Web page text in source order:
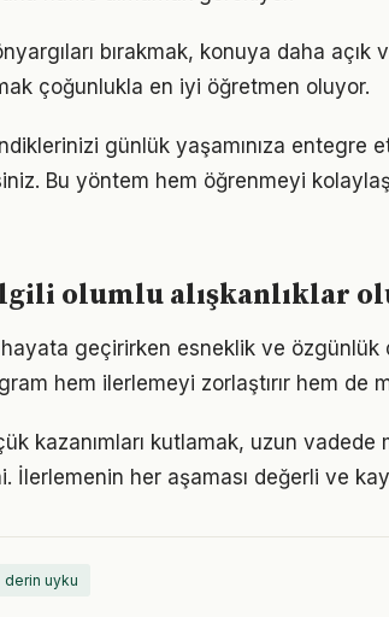
bırakmak, konuya daha açık
çoğunlukla en iyi öğretmen oluyor.
günlük yaşamınıza entegre
Bu yöntem hem öğrenmeyi
olumlu alışkanlıklar
geçirirken esneklik ve özgünlük
hem ilerlemeyi zorlaştırır hem de
kazanımları kutlamak, uzun vadede
İlerlemenin her aşaması değerli ve
derin uyku